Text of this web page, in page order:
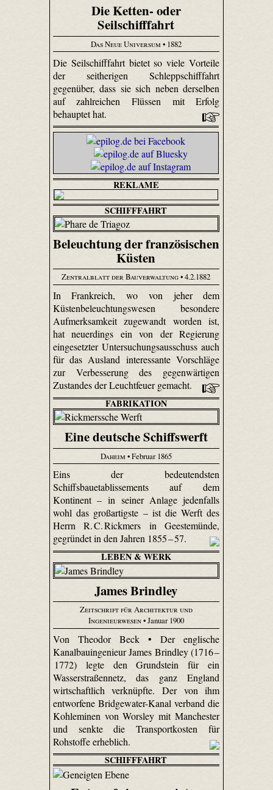
Die Ketten- oder
Seilschifffahrt
Das Neue Universum • 1882
Die Seilschifffahrt bietet so viele Vorteile
der seitherigen Schleppschifffahrt
gegenüber, dass sie sich neben derselben
auf zahlreichen Flüssen mit Erfolg
behauptet hat.
REKLAME
SCHIFFFAHRT
Beleuchtung der französischen
Küsten
Zentralblatt der Bauverwaltung• 4.2.1882
In Frankreich, wo von jeher dem
Küstenbeleuchtungswesen besondere
Aufmerksamkeit zugewandt worden ist,
hat neuerdings ein von der Regierung
eingesetzter Untersuchungsausschuss auch
für das Ausland interessante Vorschläge
zur Verbesserung des gegenwärtigen
Zustandes der Leuchtfeuer gemacht.
FABRIKATION
Eine deutsche Schiffswerft
Daheim• Februar 1865
Eins der bedeutendsten
Schiffsbauetablissements auf dem
Kontinent – in seiner Anlage jedenfalls
wohl das großartigste – ist die Werft des
Herrn R. C. Rickmers in Geestemünde,
gegründet in den Jahren 1855 – 57.
LEBEN & WERK
James Brindley
Zeitschrift für Architektur und
Ingenieurwesen• Januar 1900
Von Theodor Beck • Der englische
Kanalbauingenieur James Brindley (1716 –
1772) legte den Grundstein für ein
Wasserstraßennetz, das ganz England
wirtschaftlich verknüpfte. Der von ihm
entworfene Bridge­water-Kanal verband die
Kohleminen von Worsley mit Manchester
und senkte die Transportkosten für
Rohstoffe erheblich.
SCHIFFFAHRT